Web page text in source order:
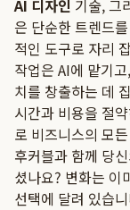
AI 디자인 기술, 그
은 단순한 트렌드
적인 도구로 자리
작업은 AI에 맡기
치를 창출하는 데
시간과 비용을 절
로 비즈니스의 모
후커블과 함께 당
셨나요? 변화는 이
선택에 달려 있습